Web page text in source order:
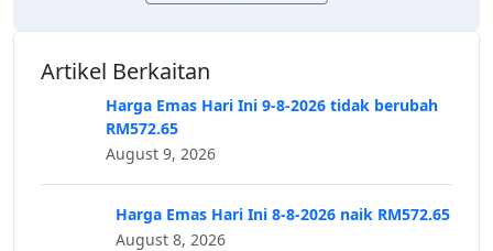
Artikel Berkaitan
Harga Emas Hari Ini 9-8-2026 tidak berubah
RM572.65
August 9, 2026
Harga Emas Hari Ini 8-8-2026 naik RM572.65
August 8, 2026